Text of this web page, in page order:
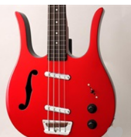
電子ピアノ
DTM
ヴィンテージ